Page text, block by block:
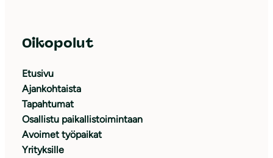
Oikopolut
Etusivu
Ajankohtaista
Tapahtumat
Osallistu paikallistoimintaan
Avoimet työpaikat
Yrityksille